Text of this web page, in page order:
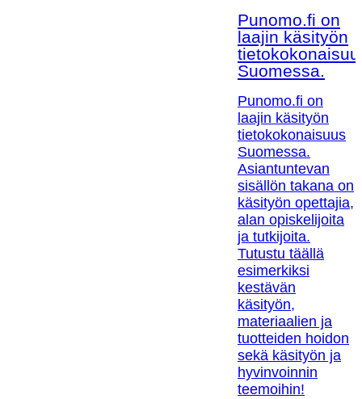
Punomo.fi on
laajin käsityön
Suomessa.
Punomo.fi on
laajin käsityön
tietokokonaisuus
Suomessa.
Asiantuntevan
sisällön takana on
käsityön opettajia,
alan opiskelijoita
ja tutkijoita.
Tutustu täällä
esimerkiksi
kestävän
käsityön,
materiaalien ja
tuotteiden hoidon
sekä käsityön ja
hyvinvoinnin
teemoihin!